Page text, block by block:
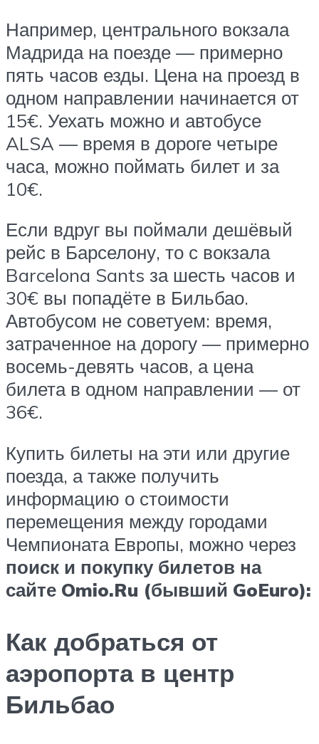
Например, центрального вокзала
Мадрида на поезде — примерно
пять часов езды. Цена на проезд в
одном направлении начинается от
15€. Уехать можно и автобусе
ALSA — время в дороге четыре
часа, можно поймать билет и за
10€.
Если вдруг вы поймали дешёвый
рейс в Барселону, то с вокзала
Barcelona Sants за шесть часов и
30€ вы попадёте в Бильбао.
Автобусом не советуем: время,
затраченное на дорогу — примерно
восемь-девять часов, а цена
билета в одном направлении — от
36€.
Купить билеты на эти или другие
поезда, а также получить
информацию о стоимости
перемещения между городами
Чемпионата Европы, можно через
поиск и покупку билетов на
сайте Omio.Ru (бывший GoEuro):
Как добраться от
аэропорта в центр
Бильбао